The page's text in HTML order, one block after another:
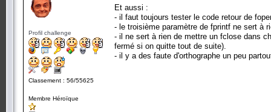
Profil challenge
Classement : 56/55625
Membre Héroïque
Et aussi :
- il faut toujours tester le code retour de
- le troisième paramètre de fprintf ne sert à
- il ne sert à rien de mettre un fclose dans
fermé si on quitte tout de suite).
- il y a des faute d'orthographe un peu